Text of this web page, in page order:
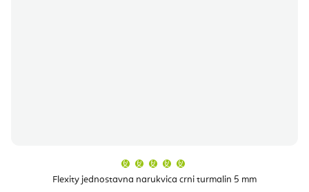
Flexity jednostavna narukvica crni turmalin 5 mm
proizvoda
je